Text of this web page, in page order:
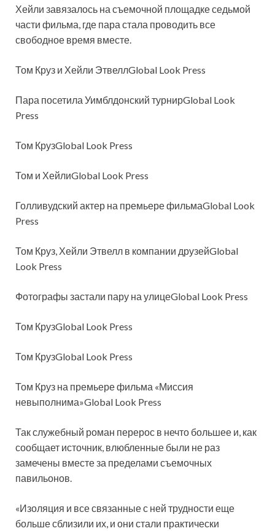
Хейли завязалось на съемочной площадке седьмой
части фильма, где пара стала проводить все
свободное время вместе.
Том Круз и Хейли ЭтвеллGlobal Look Press
Пара посетила Уимблдонский турнирGlobal Look
Press
Том КрузGlobal Look Press
Том и ХейлиGlobal Look Press
Голливудский актер на премьере фильмаGlobal Look
Press
Том Круз, Хейли Этвелл в компании друзейGlobal
Look Press
Фотографы застали пару на улицеGlobal Look Press
Том КрузGlobal Look Press
Том КрузGlobal Look Press
Том Круз на премьере фильма «Миссия
невыполнима»Global Look Press
Так служебный роман перерос в нечто большее и, как
сообщает источник, влюбленные были не раз
замечены вместе за пределами съемочных
павильонов.
«Изоляция и все связанные с ней трудности еще
больше сблизили их, и они стали практически